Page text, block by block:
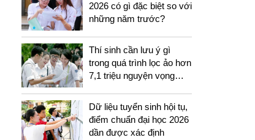
2026 có gì đặc biệt so với
những năm trước?
Thí sinh cần lưu ý gì
trong quá trình lọc ảo hơn
7,1 triệu nguyện vọng
Dữ liệu tuyển sinh hội tụ,
điểm chuẩn đại học 2026
dần được xác định